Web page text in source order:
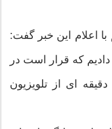
با اعلام این خبر گفت:
دادیم که قرار است در
یک مجموعه 4 قسمتی 45 دقیقه ای از تلویزیون